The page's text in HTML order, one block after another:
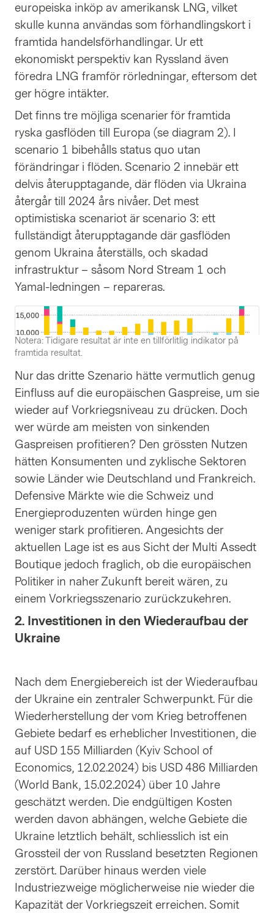
europeiska inköp av amerikansk LNG, vilket
skulle kunna användas som förhandlingskort i
framtida handelsförhandlingar. Ur ett
ekonomiskt perspektiv kan Ryssland även
föredra LNG framför rörledningar, eftersom det
ger högre intäkter.
Det finns tre möjliga scenarier för framtida
ryska gasflöden till Europa (se diagram 2). I
scenario 1 bibehålls status quo utan
förändringar i flöden. Scenario 2 innebär ett
delvis återupptagande, där flöden via Ukraina
återgår till 2024 års nivåer. Det mest
optimistiska scenariot är scenario 3: ett
fullständigt återupptagande där gasflöden
genom Ukraina återställs, och skadad
infrastruktur – såsom Nord Stream 1 och
Yamal-ledningen – repareras.
Notera: Tidigare resultat är inte en tillförlitlig indikator på
framtida resultat.
Nur das dritte Szenario hätte vermutlich genug
Einfluss auf die europäischen Gaspreise, um sie
wieder auf Vorkriegsniveau zu drücken. Doch
wer würde am meisten von sinkenden
Gaspreisen profitieren? Den grössten Nutzen
hätten Konsumenten und zyklische Sektoren
sowie Länder wie Deutschland und Frankreich.
Defensive Märkte wie die Schweiz und
Energieproduzenten würden hinge gen
weniger stark profitieren. Angesichts der
aktuellen Lage ist es aus Sicht der Multi Assedt
Boutique jedoch fraglich, ob die europäischen
Politiker in naher Zukunft bereit wären, zu
einem Vorkriegsszenario zurückzukehren.
2. Investitionen in den Wiederaufbau der
Ukraine
Nach dem Energiebereich ist der Wiederaufbau
der Ukraine ein zentraler Schwerpunkt. Für die
Wiederherstellung der vom Krieg betroffenen
Gebiete bedarf es erheblicher Investitionen, die
auf USD 155 Milliarden (Kyiv School of
Economics, 12.02.2024) bis USD 486 Milliarden
(World Bank, 15.02.2024) über 10 Jahre
geschätzt werden. Die endgültigen Kosten
werden davon abhängen, welche Gebiete die
Ukraine letztlich behält, schliesslich ist ein
Grossteil der von Russland besetzten Regionen
zerstört. Darüber hinaus werden viele
Industriezweige möglicherweise nie wieder die
Kapazität der Vorkriegszeit erreichen. Somit